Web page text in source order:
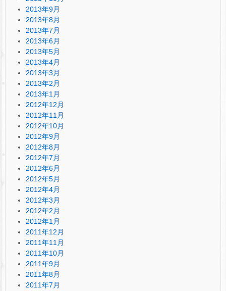
2013年9月
2013年8月
2013年7月
2013年6月
2013年5月
2013年4月
2013年3月
2013年2月
2013年1月
2012年12月
2012年11月
2012年10月
2012年9月
2012年8月
2012年7月
2012年6月
2012年5月
2012年4月
2012年3月
2012年2月
2012年1月
2011年12月
2011年11月
2011年10月
2011年9月
2011年8月
2011年7月